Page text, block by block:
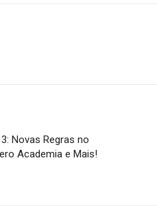
Novas Regras no
Academia e Mais!